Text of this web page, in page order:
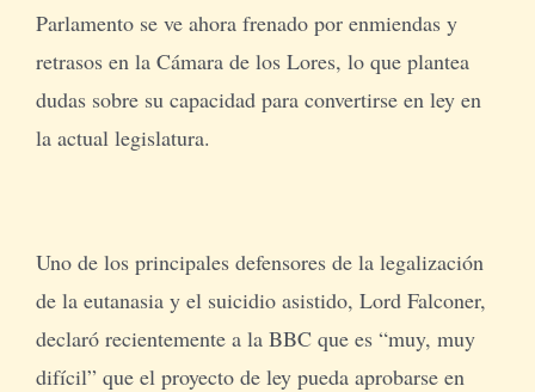
Parlamento se ve ahora frenado por enmiendas y
retrasos en la Cámara de los Lores, lo que plantea
dudas sobre su capacidad para convertirse en ley en
la actual legislatura.
Uno de los principales defensores de la legalización
de la eutanasia y el suicidio asistido, Lord Falconer,
declaró recientemente a la BBC que es “muy, muy
difícil” que el proyecto de ley pueda aprobarse en